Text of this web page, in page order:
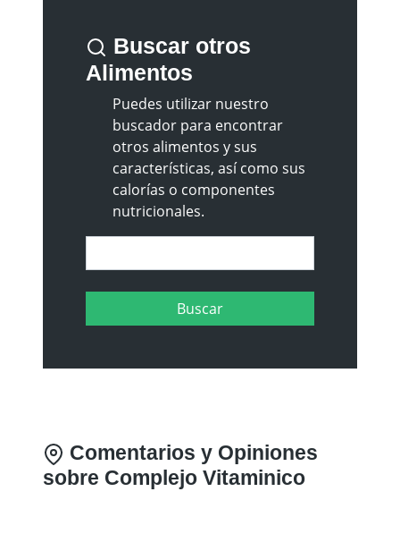
Buscar otros
Alimentos
Puedes utilizar nuestro
buscador para encontrar
otros alimentos y sus
características, así como sus
calorías o componentes
nutricionales.
Comentarios y Opiniones
sobre Complejo Vitaminico